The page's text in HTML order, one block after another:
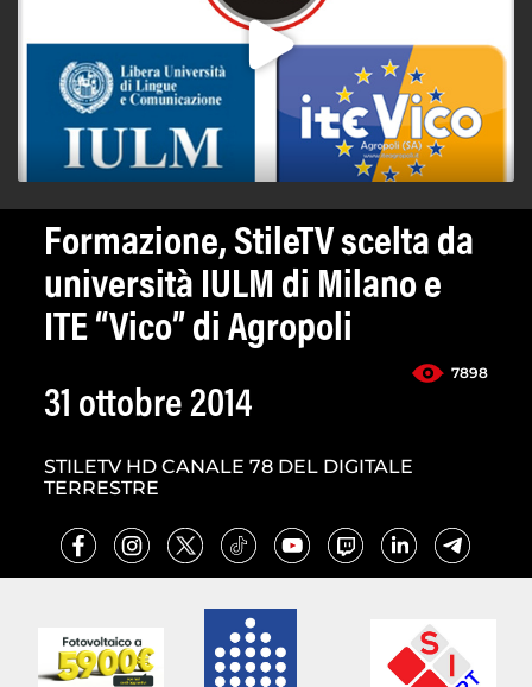
Formazione, StileTV scelta da
università IULM di Milano e
ITE “Vico” di Agropoli
7898
31 ottobre 2014
STILETV HD CANALE 78 DEL DIGITALE
TERRESTRE